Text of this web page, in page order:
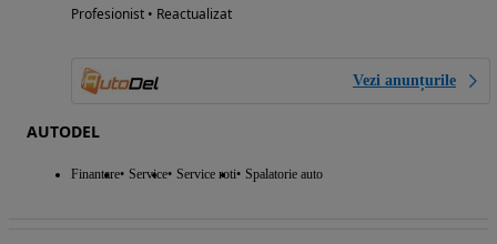
Profesionist • Reactualizat
Vezi anunțurile
AUTODEL
Finantare Service Service roti Spalatorie auto